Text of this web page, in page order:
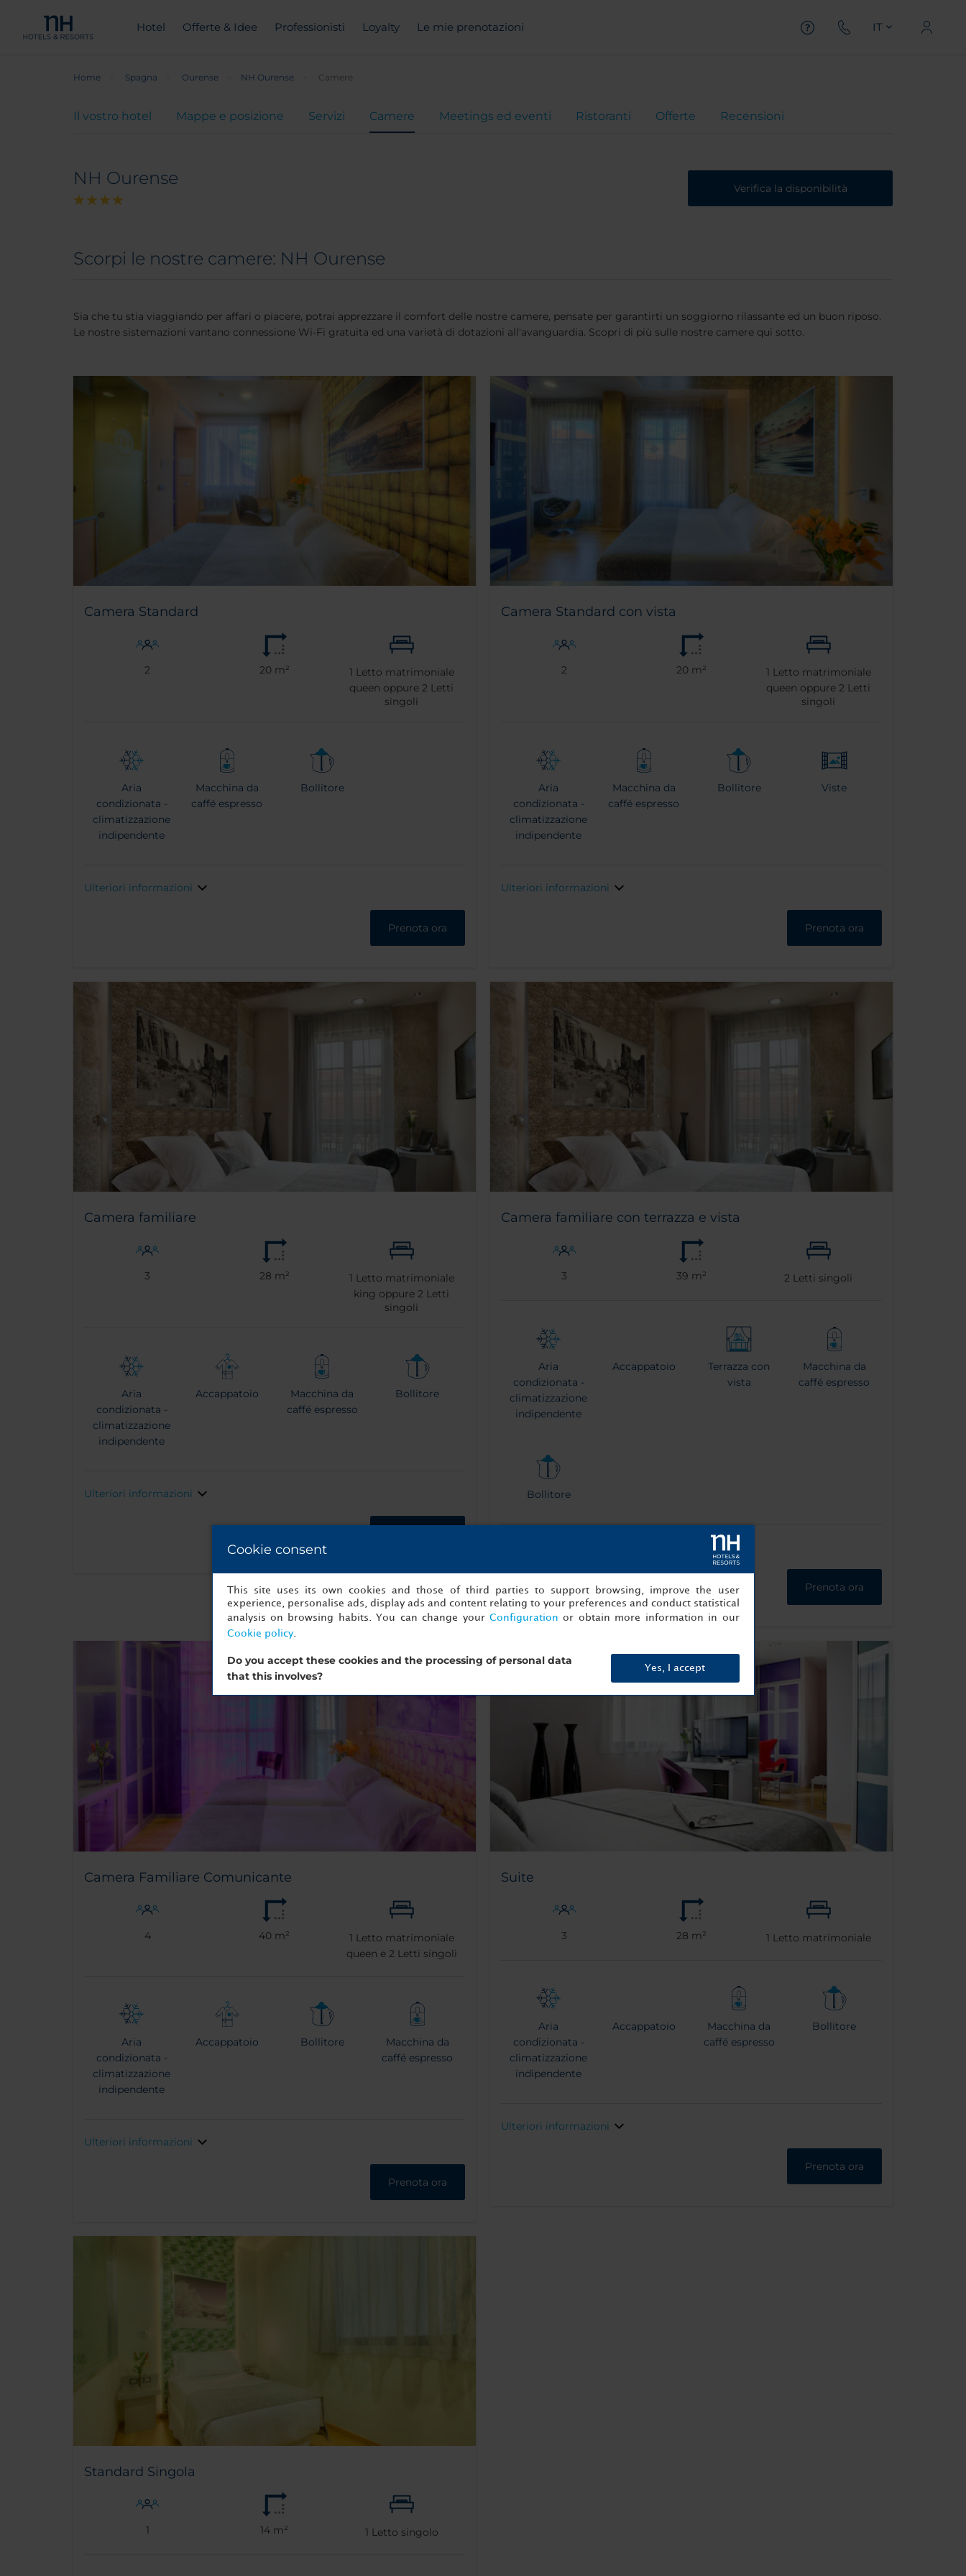
Hotel Offerte & Idee Professionisti Loyalty Le mie prenotazioni IT
Home Spagna Ourense NH Ourense Camere
Il vostro hotel Mappe e posizione Servizi Camere Meetings ed eventi Ristoranti Offerte Recensioni
NH Ourense Verifica la disponibilità
Scorpi le nostre camere: NH Ourense
Sia che tu stia viaggiando per affari o piacere, potrai apprezzare il comfort delle nostre camere, pensate per garantirti un soggiorno rilassante ed un buon riposo.
Le nostre sistemazioni vantano connessione Wi-Fi gratuita ed una varietà di dotazioni all'avanguardia. Scopri di più sulle nostre camere qui sotto.
Camera Standard
2 20 m² 1 Letto matrimoniale
queen oppure2 Letti
singoli
Aria
condizionata -
climatizzazione
indipendente
Macchina da
caffé espresso
Bollitore
Ulteriori informazioni
Prenota ora
Camera Standard con vista
2 20 m² 1 Letto matrimoniale
queen oppure2 Letti
singoli
Aria
condizionata -
climatizzazione
indipendente
Macchina da
caffé espresso
Bollitore Viste
Ulteriori informazioni
Prenota ora
Camera familiare
3 28 m² 1 Letto matrimoniale
king oppure2 Letti
singoli
Aria
condizionata -
climatizzazione
indipendente
Accappatoio
Macchina da
caffé espresso
Bollitore
Ulteriori informazioni
Camera familiare con terrazza e vista
3 39 m² 2 Letti singoli
Aria
condizionata -
climatizzazione
indipendente
Accappatoio
Terrazza con
vista
Macchina da
caffé espresso
Bollitore
Prenota ora
Camera Familiare Comunicante
4 40 m² 1 Letto matrimoniale
queen e 2 Letti singoli
Aria
condizionata -
climatizzazione
indipendente
Accappatoio Bollitore
Macchina da
caffé espresso
Ulteriori informazioni
Prenota ora
Suite
3 28 m² 1 Letto matrimoniale
Aria
condizionata -
climatizzazione
indipendente
Accappatoio
Macchina da
caffé espresso
Bollitore
Ulteriori informazioni
Prenota ora
Standard Singola
1 14 m² 1 Letto singolo
Cookie consent
This site uses its own cookies and those of third parties to support browsing, improve the user
experience, personalise ads, display ads and content relating to your preferences and conduct statistical
analysis on browsing habits. You can change your Configuration or obtain more information in our
Cookie policy.
Do you accept these cookies and the processing of personal data
that this involves?
Yes, I accept